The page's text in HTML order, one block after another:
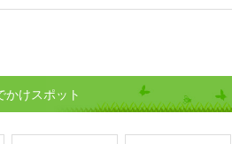
けスポット